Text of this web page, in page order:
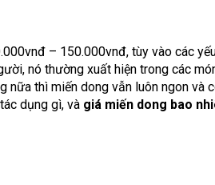
– 150.000vnđ, tùy vào các
nó thường xuất hiện trong các
nữa thì miến dong vẫn luôn ngon
dụng gì, và giá miến dong bao